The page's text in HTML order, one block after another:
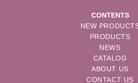
CONTENTS
NEW
PRODUCTS
NEWS
CATALOG
ABOUT US
CONTACT US